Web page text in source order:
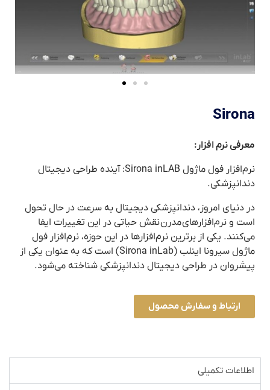
Sirona
معرفی نرم افزار:
نرم‌افزار فول ماژول
Sirona inLAB
: آینده طراحی دیجیتال
دندانپزشکی.
در دنیای امروز، دندانپزشکی دیجیتال به سرعت در حال تحول
است و نرم‌افزارهایمدرننقش حیاتی در این تغییرات ایفا
می‌کنند. یکی از برترین نرم‌افزارها در این حوزه، نرم‌افزار فول
ماژول سیرونا اینلب (Sirona
inLab
) است که به عنوان یکی از
پیشروان در طراحی دیجیتال دندانپزشکی شناخته می‌شود.
ارتباط و سفارش محصول
اطلاعات تکمیلی